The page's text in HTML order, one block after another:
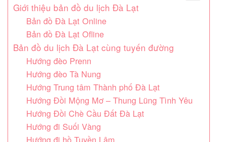
Giới thiệu bản đồ du lịch Đà Lạt
Bản đồ Đà Lạt Online
Bản đồ Đà Lạt Ofline
Bản đồ du lịch Đà Lạt cùng tuyến đường
Hướng đèo Prenn
Hướng đèo Tà Nung
Hướng Trung tâm Thành phố Đà Lạt
Hướng Đồi Mộng Mơ – Thung Lũng Tình Yêu
Hướng Đồi Chè Cầu Đất Đà Lạt
Hướng đi Suối Vàng